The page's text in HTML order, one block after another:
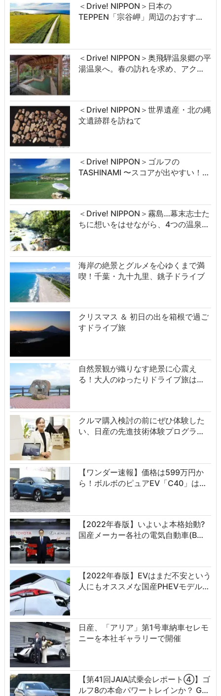
＜Drive! NIPPON＞日本の
TEPPEN「宗谷岬」周辺のおすす…
＜Drive! NIPPON＞奥飛騨温泉郷の平
湯温泉へ。春の訪れを求め、アク…
＜Drive! NIPPON＞世界遺産・北の縄
文遺跡群を訪ねて
＜Drive! NIPPON＞ゴルフの
TASHINAMI 〜スコアが出やすい！…
＜Drive! NIPPON＞霧島…幕末志士た
ちに想いをはせながら、4つの温泉…
海岸の絶景とグルメを心ゆくまで満
喫！千葉・九十九里、銚子ドライブ
クリスマス ＆ 初日の出を箱根で過ご
すドライブ旅
自然景観が織りなす絶景に心震え
る！大人のゆったりドライブ旅は…
クルマ購入検討の前にぜひ体験した
い、日産の先進技術体験プログラ…
【ワンダー速報】価格は599万円か
ら！ボルボのピュアEV「C40」は…
【2022年春版】いよいよ本格始動?
国産メーカー各社の電気自動車(B…
【2022年春版】EVはまだ不安という
人にもオススメな国産PHEVモデル…
日産、「アリア」第1号車納車セレモ
ニーを本社ギャラリーで開催
【第41回JAIA試乗会レポート④】ゴ
ルフ8の本命パワートレインか？ G…